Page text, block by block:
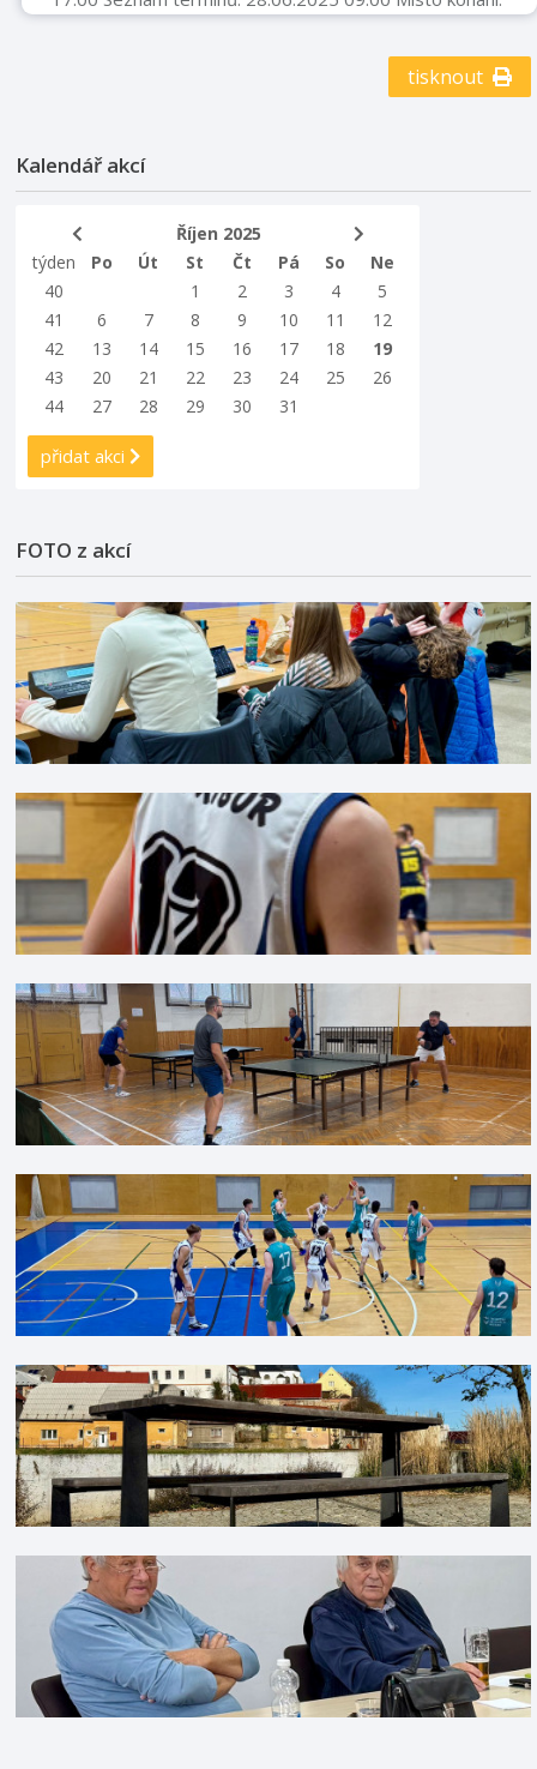
Centrum tradičních technologií Příbor Sbírkové
kontakt s minulostí, ale vytváří nové osobité světy,
které podněcují lidskou fantazii a emoce. Výstava
pomocí fotografií vycházejících z vn ...
tisknout
Kalendář akcí
Říjen 2025
týden
Po Út St Čt Pá So
Ne
40
1 2 3 4
5
41
6 7 8 9 10 11
12
42
13 14 15 16 17 18
19
43
20 21 22 23 24 25
26
44
27 28 29 30 31
přidat akci
FOTO z akcí